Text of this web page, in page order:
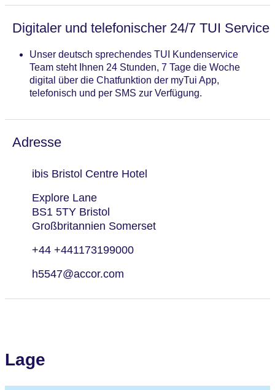
Digitaler und telefonischer 24/7 TUI Service
Unser deutsch sprechendes TUI Kundenservice
Team steht Ihnen 24 Stunden, 7 Tage die Woche
digital über die Chatfunktion der myTui App,
telefonisch und per SMS zur Verfügung.
Adresse
ibis Bristol Centre Hotel
Explore Lane
BS1 5TY Bristol
Großbritannien Somerset
+44 +441173199000
h5547@accor.com
Lage